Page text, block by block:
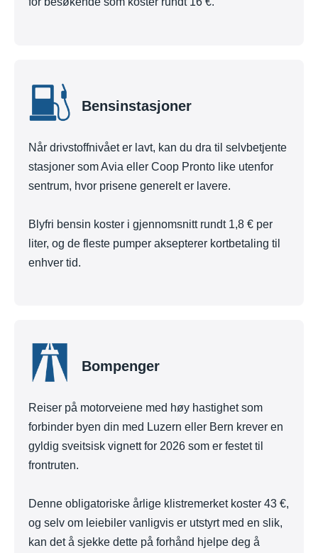
Bensinstasjoner
Når drivstoffnivået er lavt, kan du dra til selvbetjente
stasjoner som Avia eller Coop Pronto like utenfor
sentrum, hvor prisene generelt er lavere.
Blyfri bensin koster i gjennomsnitt rundt 1,8 € per
liter, og de fleste pumper aksepterer kortbetaling til
enhver tid.
Bompenger
Reiser på motorveiene med høy hastighet som
forbinder byen din med Luzern eller Bern krever en
gyldig sveitsisk vignett for 2026 som er festet til
frontruten.
Denne obligatoriske årlige klistremerket koster 43 €,
og selv om leiebiler vanligvis er utstyrt med en slik,
kan det å sjekke dette på forhånd hjelpe deg å